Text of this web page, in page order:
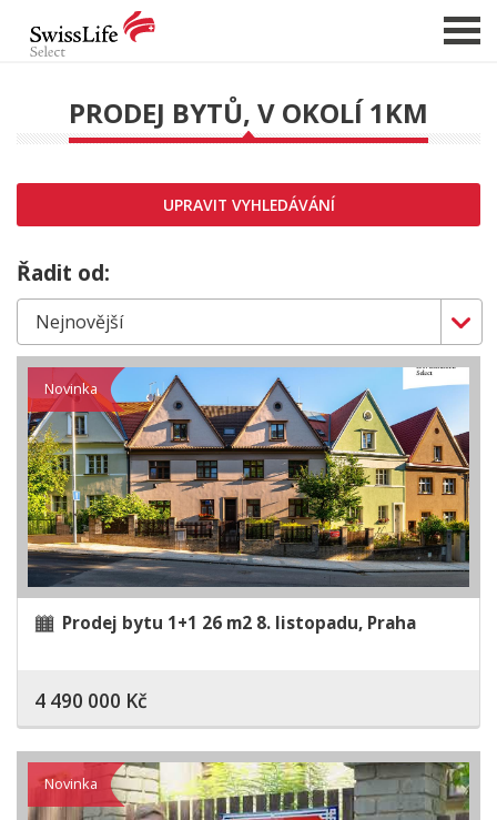
NABÍDKA NEMOVITOSTÍ
CHCI PRODAT / PRONAJMOUT
HLÍDAT NOVÉ NABÍDKY
CHCI OCENIT NEMOVITOST
O NÁS
REFERENCE
SLUŽBY
KARIÉRA
FINANCOVÁNÍ / HYPOTÉKA
KONTAKT
PRODEJ BYTŮ, V OKOLÍ 1KM
UPRAVIT VYHLEDÁVÁNÍ
Řadit od:
Novinka
Prodej bytu 1+1 26 m2 8. listopadu, Praha
4 490 000 Kč
Novinka